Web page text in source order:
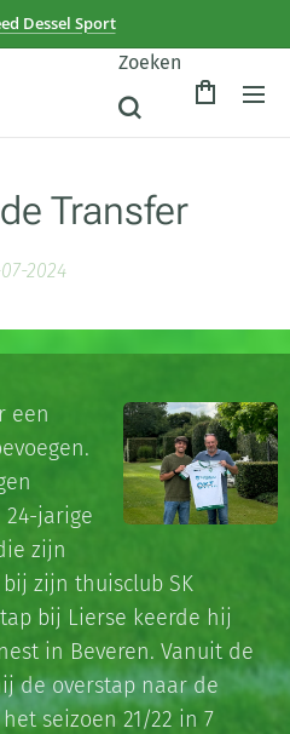
Dessel Sport
Zoeken
Transfer
2024
een
24-jarige
zijn
zijn thuisclub SK
bij Lierse keerde hij
in Beveren. Vanuit de
de overstap naar de
seizoen 21/22 in 7